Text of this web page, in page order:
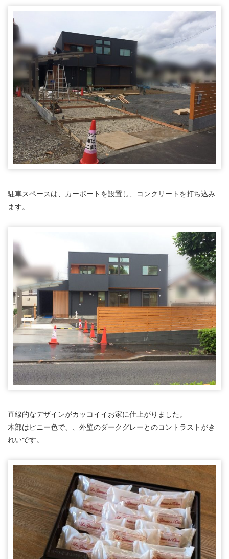
駐車スペースは、カーポートを設置し、コンクリートを打ち込み
ます。
直線的なデザインがカッコイイお家に仕上がりました。
木部はピニー色で、、外壁のダークグレーとのコントラストがき
れいです。